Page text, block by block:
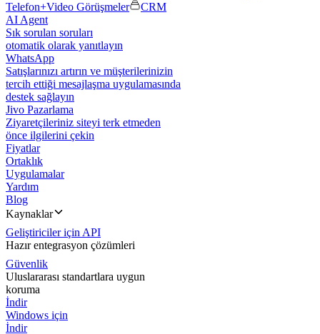
Telefon+Video Görüşmeler
CRM
AI Agent
Sık sorulan soruları
otomatik olarak yanıtlayın
WhatsApp
Satışlarınızı artırın ve müşterilerinizin
tercih ettiği mesajlaşma uygulamasında
destek sağlayın
Jivo Pazarlama
Ziyaretçileriniz siteyi terk etmeden
önce ilgilerini çekin
Fiyatlar
Ortaklık
Uygulamalar
Yardım
Blog
Kaynaklar
Geliştiriciler için API
Hazır entegrasyon çözümleri
Güvenlik
Uluslararası standartlara uygun
koruma
İndir
Windows için
İndir